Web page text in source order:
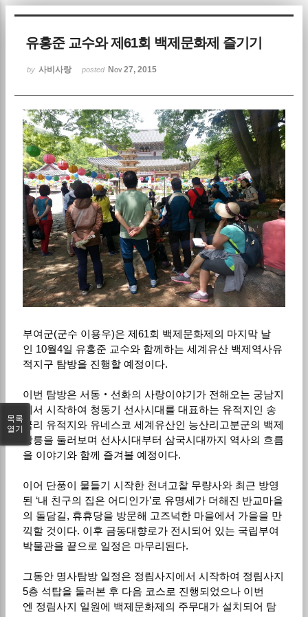
유홍준 교수와 제61회 백제문화제 즐기기
by 사비사랑 posted Nov 27, 2015
부여군(군수 이용우)은 제61회 백제문화제의 마지막 날
인 10월4일 유홍준 교수와 함께하는 세계유산 백제역사유
적지구 탐방을 진행할 예정이다.
이번 탐방은 서동‧선화의 사랑이야기가 전해오는 궁남지
에서 시작하여 청동기 선사시대를 대표하는 유적지인 송
국리 유적지와 유네스코 세계유산인 능산리고분군의 백제
왕릉을 둘러보며 선사시대부터 삼국시대까지 역사의 흐름
을 이야기와 함께 즐겨볼 예정이다.
이어 단풍이 물들기 시작한 천녀고찰 무량사와 최근 방영
된 ‘내 친구의 집은 어디인가’로 유명세가 더해진 반교마을
의 돌담길, 휴휴당을 방문해 고즈넉한 마을에서 가을을 만
끽할 것이다. 이후 금동대향로가 전시되어 있는 국립부여
박물관을 끝으로 일정은 마무리된다.
그동안 명사탐방 일정은 정림사지에서 시작하여 정림사지
5층 석탑을 둘러본 후 다음 코스로 진행되었으나 이번
엔 정림사지 일원에 백제문화제의 주무대가 설치되어 탐
목록
열기
Sketchbook5, 스케치북5
Sketchbook5, 스케치북5